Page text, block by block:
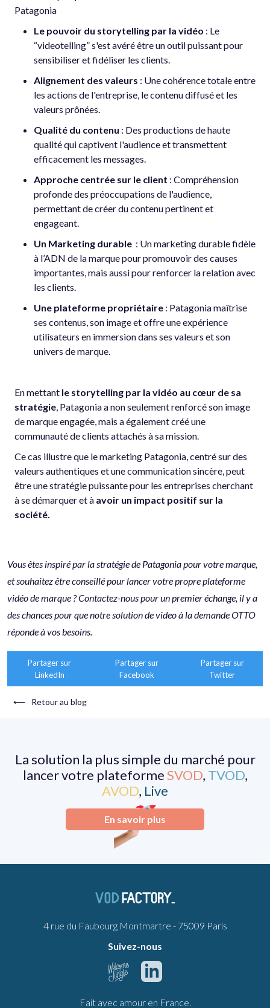
Patagonia
Le pouvoir du storytelling par la vidéo : Le
“videotelling” s'est avéré être un outil puissant pour
sensibiliser et fidéliser les clients.
Alignement des valeurs : Une cohérence totale entre
les actions de l'entreprise, le contenu diffusé et les
valeurs prônées.
Qualité du contenu : Des productions de haute
qualité qui captivent l'audience et transmettent
efficacement les messages.
Approche centrée sur le client : Compréhension
profonde des préoccupations de l'audience,
permettant de créer du contenu pertinent et
engageant.
Un Marketing durable : Un marketing durable fidèle
à l’ADN de la marque pour promouvoir des causes
importantes, mais aussi pour renforcer la relation avec
les clients.
Une plateforme propriétaire : Patagonia maîtrise
ses contenus, son image et offre une expérience
utilisateurs en immersion dans ses valeurs et son
univers de marque.
En mettant le storytelling par la vidéo au cœur de sa
stratégie, Patagonia a non seulement renforcé son image
de marque engagée, mais a également créé une
communauté de clients attachés à sa mission.
Ce cas illustre que le marketing Patagonia, centré sur des
valeurs authentiques et une communication sincère, peut
être une stratégie puissante pour les entreprises cherchant
à se démarquer et à avoir un impact positif sur la
société.
Vous êtes inspiré par la stratégie de Patagonia pour votre marque,
et souhaitez être conseillé pour lancer votre propre plateforme
vidéo de marque ? Contactez-nous pour un premier échange, il y a
des chances pour que notre solution de video à la demande OTTO
réponde à vos besoins.
Partager sur
LinkedIn
Partager sur
Facebook
Partager sur
Twitter
⟵ Retour au blog
La solution la plus simple du marché pour
lancer votre plateformeSVOD, TVOD,
AVOD, Live
En savoir plus
4 rue du Faubourg Montmartre - 75009 Paris
Suivez-nous
Fait avec amour en France.